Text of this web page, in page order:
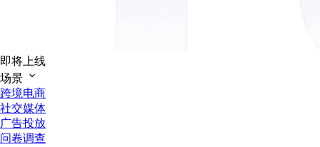
即将上线
场景
跨境电商
社交媒体
广告投放
问卷调查